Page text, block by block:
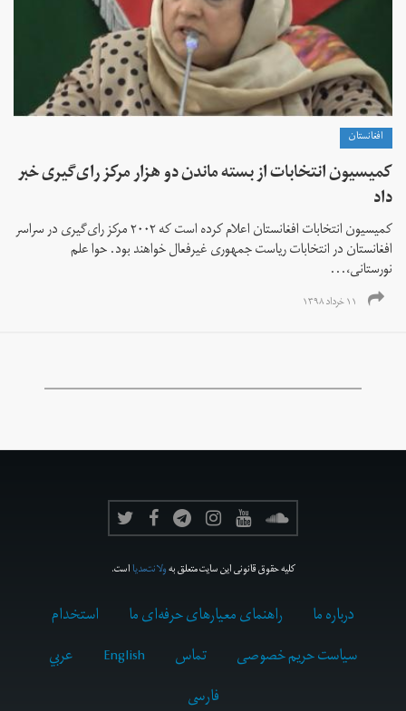
افغانستان
کمیسیون انتخابات از بسته ماندن دو هزار مرکز رای‌‌گیری خبر
داد
کمیسیون انتخابات افغانستان اعلام کرده است که ۲۰۰۲ مرکز رای‌گیری در سراسر
افغانستان در انتخابات ریاست جمهوری غیر‌فعال خواهند بود. حوا علم
نورستانی،...
۱۱ خرداد ۱۳۹۸
کلیه حقوق قانونی این سایت متعلق بهولانت‌مدیااست.
درباره ما راهنمای معیارهای حرفه‌ای ما
استخدام
سیاست حریم خصوصی
تماس English
عربي
فارسى